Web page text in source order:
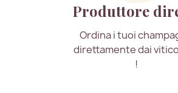
Produttore
Ordina i tuoi
direttamente dai
!